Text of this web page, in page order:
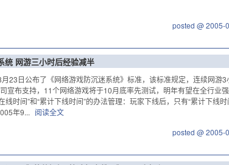
posted @ 2005-
统 网游三小时后经验减半
23日公布了《网络游戏防沉迷系统》标准，该标准规定，连续网游
宣布支持，11个网络游戏将于10月底率先测试，明年有望在全行业
线时间”和“累计下线时间”的办法管理：玩家下线后，只有“累计下线
年9... 阅读全文
posted @ 2005-